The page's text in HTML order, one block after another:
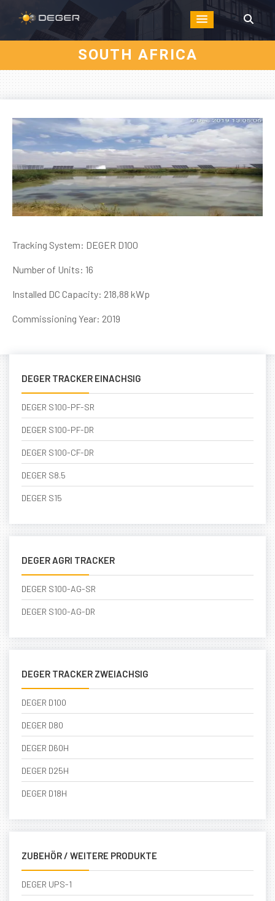
SOUTH AFRICA
Tracking System: DEGER D100
Number of Units: 16
Installed DC Capacity: 218,88 kWp
Commissioning Year: 2019
DEGER TRACKER EINACHSIG
DEGER S100-PF-SR
DEGER S100-PF-DR
DEGER S100-CF-DR
DEGER S8.5
DEGER S15
DEGER AGRI TRACKER
DEGER S100-AG-SR
DEGER S100-AG-DR
DEGER TRACKER ZWEIACHSIG
DEGER D100
DEGER D80
DEGER D60H
DEGER D25H
DEGER D18H
ZUBEHÖR / WEITERE PRODUKTE
DEGER UPS-1